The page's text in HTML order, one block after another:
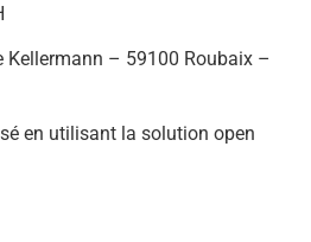
Kellermann – 59100 Roubaix –
en utilisant la solution open